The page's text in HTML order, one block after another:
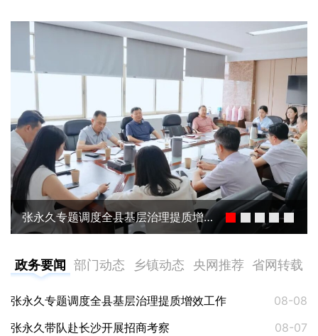
张永久专题调度全县基层治理提质增效工作
政务要闻 部门动态 乡镇动态 央网推荐 省网转载
张永久专题调度全县基层治理提质增效工作
08-08
张永久带队赴长沙开展招商考察
08-07